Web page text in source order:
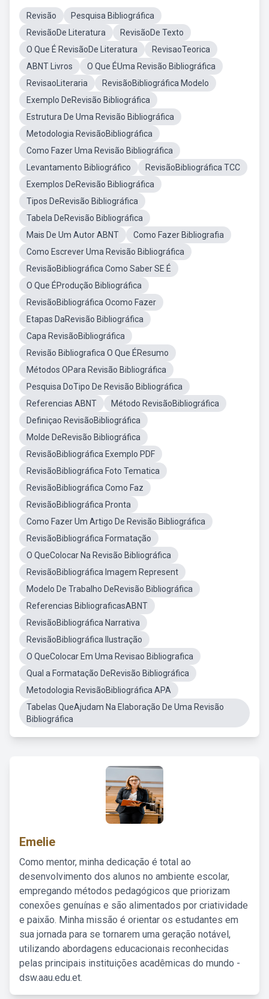
Revisão
Pesquisa Bibliográfica
RevisãoDe Literatura
RevisãoDe Texto
O Que É RevisãoDe Literatura
RevisaoTeorica
ABNT Livros
O Que ÉUma Revisão Bibliográfica
RevisaoLiteraria
RevisãoBibliográfica Modelo
Exemplo DeRevisão Bibliográfica
Estrutura De Uma Revisão Bibliográfica
Metodologia RevisãoBibliográfica
Como Fazer Uma Revisão Bibliográfica
Levantamento Bibliográfico
RevisãoBibliográfica TCC
Exemplos DeRevisão Bibliográfica
Tipos DeRevisão Bibliográfica
Tabela DeRevisão Bibliográfica
Mais De Um Autor ABNT
Como Fazer Bibliografia
Como Escrever Uma Revisão Bibliográfica
RevisãoBibliográfica Como Saber SE É
O Que ÉProdução Bibliográfica
RevisãoBibliográfica Ocomo Fazer
Etapas DaRevisão Bibliográfica
Capa RevisãoBibliográfica
Revisão Bibliografica O Que ÉResumo
Métodos OPara Revisão Bibliográfica
Pesquisa DoTipo De Revisão Bibliográfica
Referencias ABNT
Método RevisãoBibliográfica
Definiçao RevisãoBibliográfica
Molde DeRevisão Bibliográfica
RevisãoBibliográfica Exemplo PDF
RevisãoBibliográfica Foto Tematica
RevisãoBibliográfica Como Faz
RevisãoBibliográfica Pronta
Como Fazer Um Artigo De Revisão Bibliográfica
RevisãoBibliográfica Formatação
O QueColocar Na Revisão Bibliográfica
RevisãoBibliográfica Imagem Represent
Modelo De Trabalho DeRevisão Bibliográfica
Referencias BibliograficasABNT
RevisãoBibliográfica Narrativa
RevisãoBibliográfica Ilustração
O QueColocar Em Uma Revisao Bibliografica
Qual a Formatação DeRevisão Bibliográfica
Metodologia RevisãoBibliográfica APA
Tabelas QueAjudam Na Elaboração De Uma Revisão
Bibliográfica
Emelie
Como mentor, minha dedicação é total ao
desenvolvimento dos alunos no ambiente escolar,
empregando métodos pedagógicos que priorizam
conexões genuínas e são alimentados por criatividade
e paixão. Minha missão é orientar os estudantes em
sua jornada para se tornarem uma geração notável,
utilizando abordagens educacionais reconhecidas
pelas principais instituições acadêmicas do mundo -
dsw.aau.edu.et.